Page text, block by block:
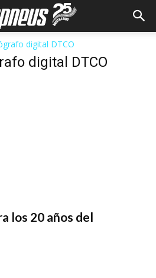
digital DTCO
digital DTCO
los 20 años del